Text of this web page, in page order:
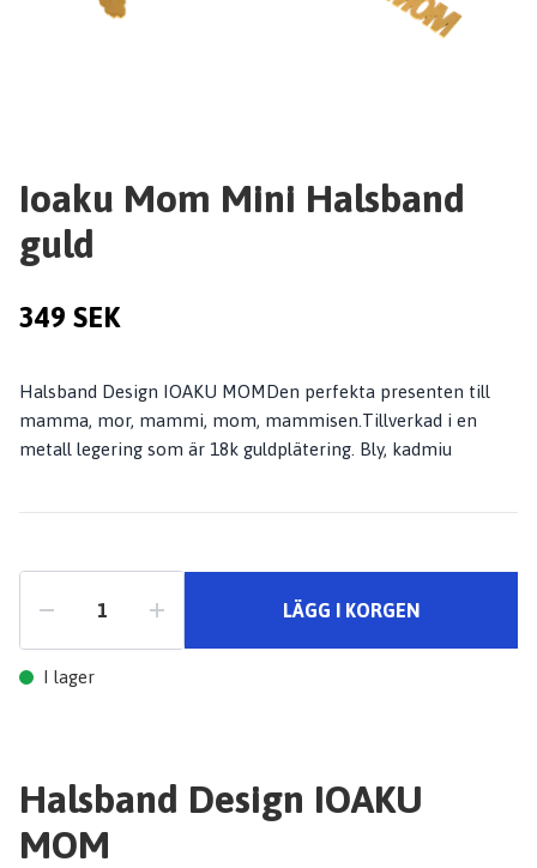
Ioaku Mom Mini Halsband
guld
349 SEK
Halsband Design IOAKU MOMDen perfekta presenten till
mamma, mor, mammi, mom, mammisen.Tillverkad i en
metall legering som är 18k guldplätering. Bly, kadmiu
LÄGG I KORGEN
I lager
Halsband Design IOAKU
MOM